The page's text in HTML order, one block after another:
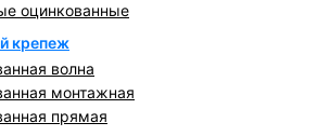
оцинкованные
крепеж
волна
монтажная
прямая